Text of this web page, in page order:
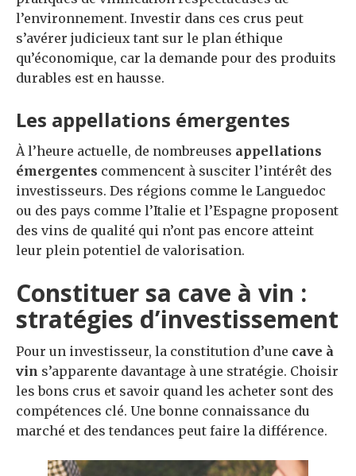
l’environnement. Investir dans ces crus peut
s’avérer judicieux tant sur le plan éthique
qu’économique, car la demande pour des produits
durables est en hausse.
Les appellations émergentes
À l’heure actuelle, de nombreuses appellations
émergentes commencent à susciter l’intérêt des
investisseurs. Des régions comme le Languedoc
ou des pays comme l’Italie et l’Espagne proposent
des vins de qualité qui n’ont pas encore atteint
leur plein potentiel de valorisation.
Constituer sa cave à vin :
stratégies d’investissement
Pour un investisseur, la constitution d’une cave à
vin s’apparente davantage à une stratégie. Choisir
les bons crus et savoir quand les acheter sont des
compétences clé. Une bonne connaissance du
marché et des tendances peut faire la différence.